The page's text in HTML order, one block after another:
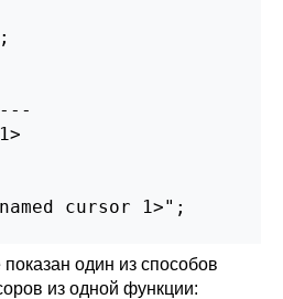
cursor 1>";
один из способов
из одной функции: